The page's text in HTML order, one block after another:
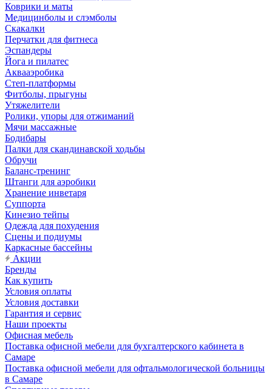
Коврики и маты
Медицинболы и слэмболы
Скакалки
Перчатки для фитнеса
Эспандеры
Йога и пилатес
Аквааэробика
Степ-платформы
Фитболы, прыгуны
Утяжелители
Ролики, упоры для отжиманий
Мячи массажные
Бодибары
Палки для скандинавской ходьбы
Обручи
Баланс-тренинг
Штанги для аэробики
Хранение инветаря
Суппорта
Кинезио тейпы
Одежда для похудения
Сцены и подиумы
Каркасные бассейны
Акции
Бренды
Как купить
Условия оплаты
Условия доставки
Гарантия и сервис
Наши проекты
Офисная мебель
Поставка офисной мебели для бухгалтерского кабинета в
Самаре
Поставка офисной мебели для офтальмологической больницы
в Самаре